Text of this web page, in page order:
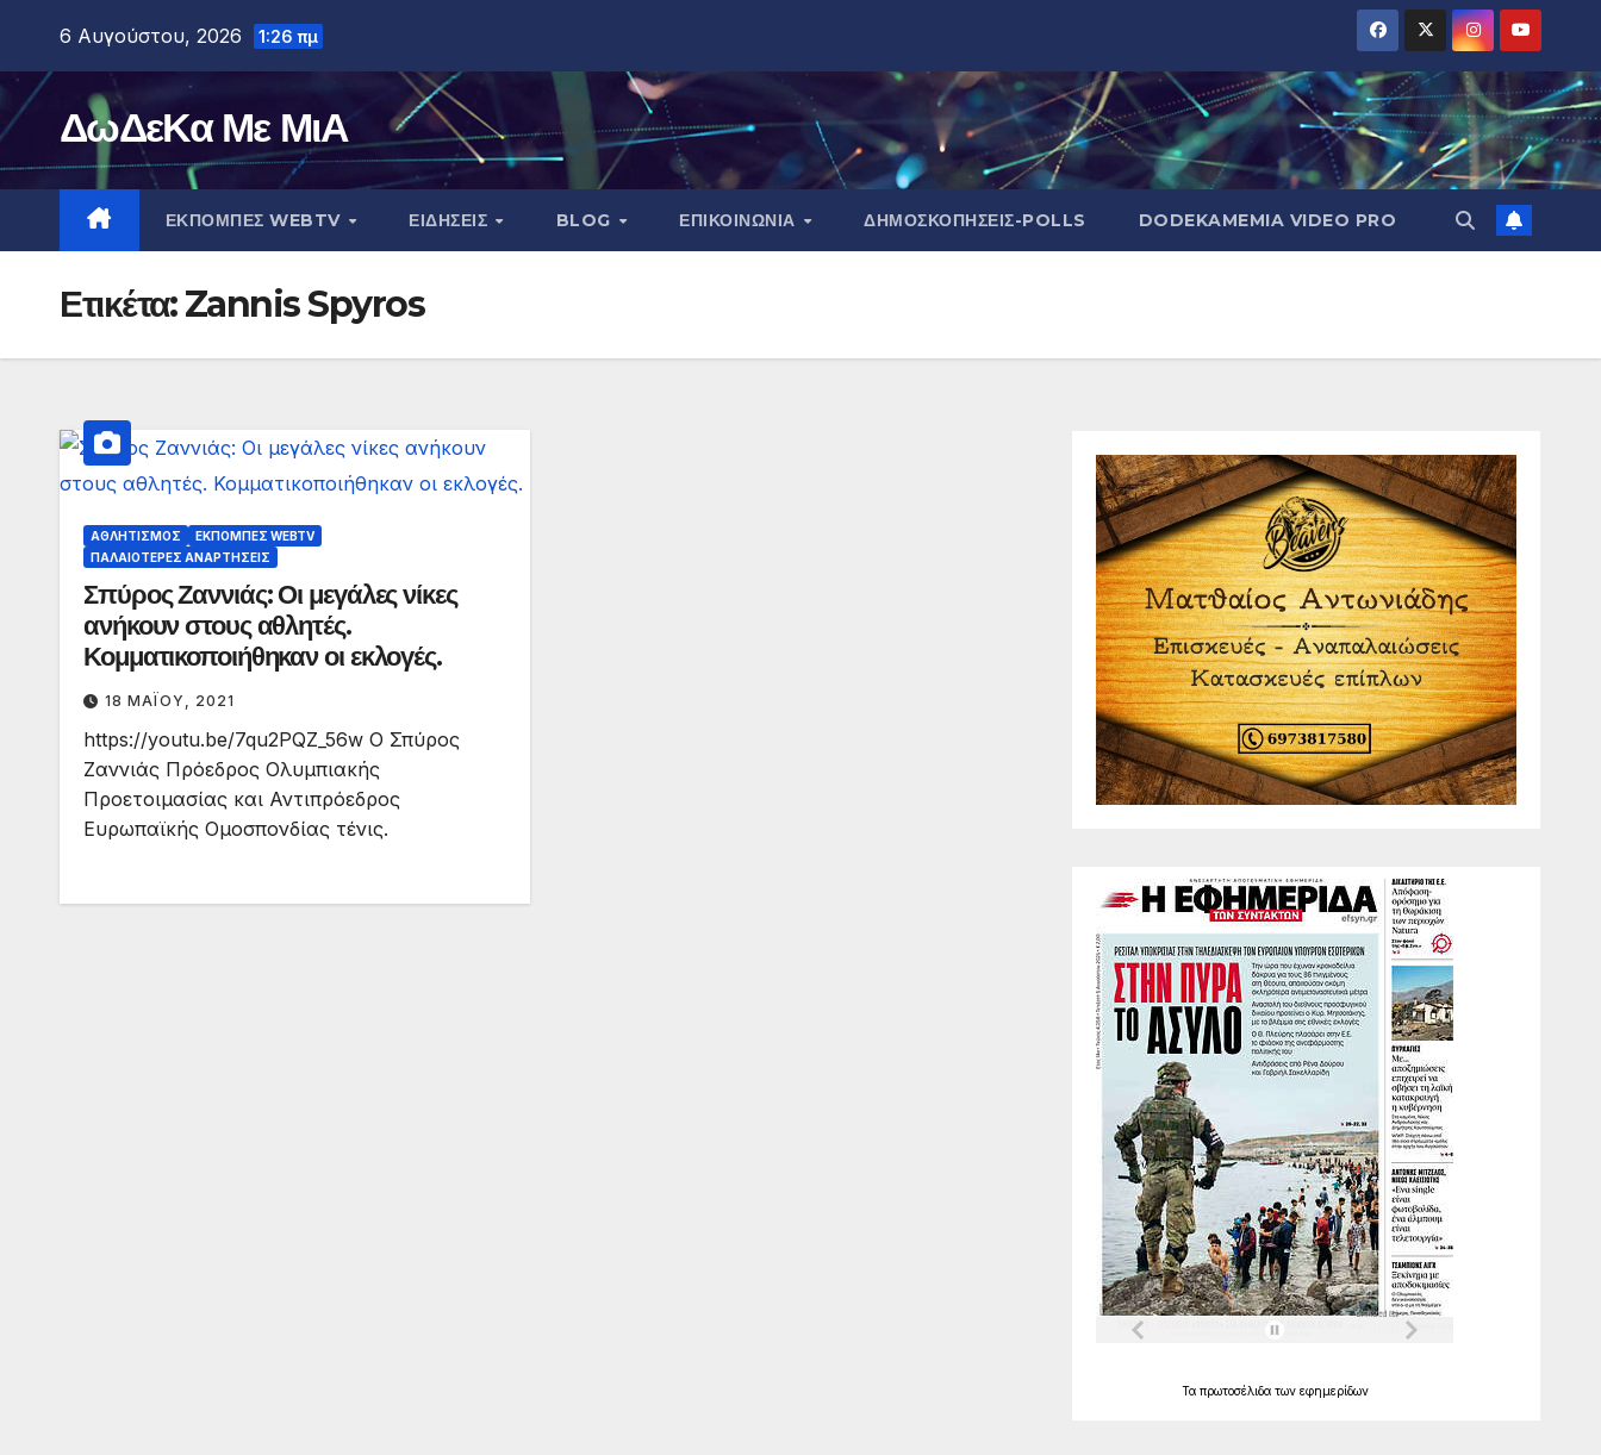
περιεχόμενο
6 Αυγούστου, 2026 1:26 πμ
ΔωΔεΚα Με ΜιΑ
ΕΚΠΟΜΠΕΣ WEBTV ΕΙΔΗΣΕΙΣ BLOG ΕΠΙΚΟΙΝΩΝΙΑ ΔΗΜΟΣΚΟΠΉΣΕΙΣ-POLLS DODEKAMEMIA VIDEO PRO
Ετικέτα:Zannis Spyros
ΑΘΛΗΤΙΣΜΌΣ
ΕΚΠΟΜΠΈΣ WEBTV
ΠΑΛΑΙΟΤΕΡΕΣ ΑΝΑΡΤΗΣΕΙΣ
Σπύρος Ζαννιάς: Οι μεγάλες νίκες
ανήκουν στους αθλητές.
Κομματικοποιήθηκαν οι εκλογές.
18 ΜΑΪ́ΟΥ, 2021
https://youtu.be/7qu2PQZ_56w Ο Σπύρος
Ζαννιάς Πρόεδρος Ολυμπιακής
Προετοιμασίας και Αντιπρόεδρος
Ευρωπαϊκής Ομοσπονδίας τένις.
Τα πρωτοσέλιδα των εφημερίδων